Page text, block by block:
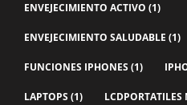
ENVEJECIMIENTO ACTIVO (1)
ENVEJECIMIENTO SALUDABLE (1)
FUNCIONES IPHONES (1)
LAPTOPS (1) LCDPORTATILES